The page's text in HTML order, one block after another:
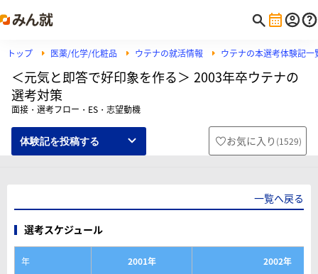
トップ 医薬/化学/化粧品 ウテナの就活情報 ウテナの本選考体験記一
＜元気と即答で好印象を作る＞ 2003年卒ウテナの
選考対策
面接・選考フロー・ES・志望動機
体験記を投稿する お気に入り (1529)
一覧へ戻る
選考スケジュール
年 2001年
2002年